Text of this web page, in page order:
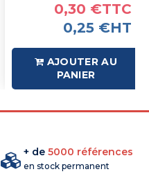
0,30 €TTC
0,25 €HT
AJOUTER AU
PANIER
+ de 5000 références
en stock permanent